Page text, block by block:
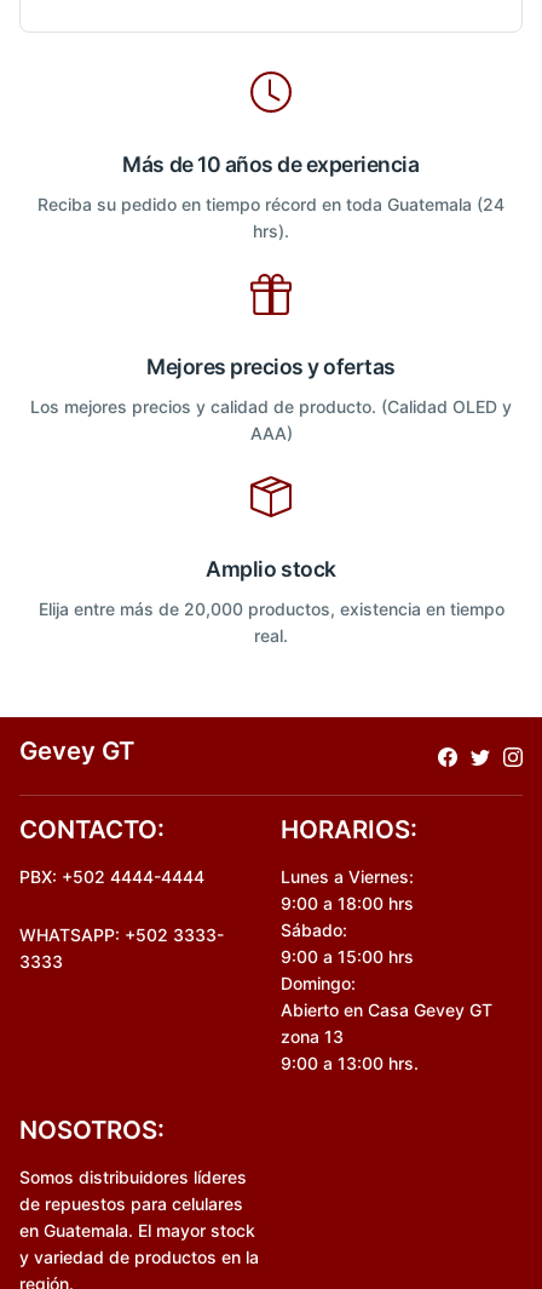
Más de 10 años de experiencia
Reciba su pedido en tiempo récord en toda Guatemala (24
hrs).
Mejores precios y ofertas
Los mejores precios y calidad de producto. (Calidad OLED y
AAA)
Amplio stock
Elija entre más de 20,000 productos, existencia en tiempo
real.
Gevey GT
CONTACTO:
PBX: +502 4444-4444
WHATSAPP: +502 3333-
3333
HORARIOS:
Lunes a Viernes:
9:00 a 18:00 hrs
Sábado:
9:00 a 15:00 hrs
Domingo:
Abierto en Casa Gevey GT
zona 13
9:00 a 13:00 hrs.
NOSOTROS:
Somos distribuidores líderes
de repuestos para celulares
en Guatemala. El mayor stock
y variedad de productos en la
región.